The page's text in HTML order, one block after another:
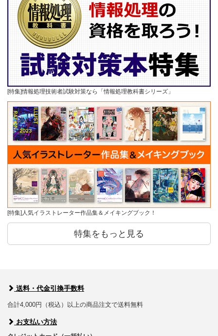
[特集]情報処理技術者試験対策なら「情報処理教科書シリーズ」
[特集]人気イラストレーター作品集＆メイキングブック！
特集をもっと見る
送料・代金引換手数料
合計4,000円（税込）以上の商品注文で送料無料
お支払い方法